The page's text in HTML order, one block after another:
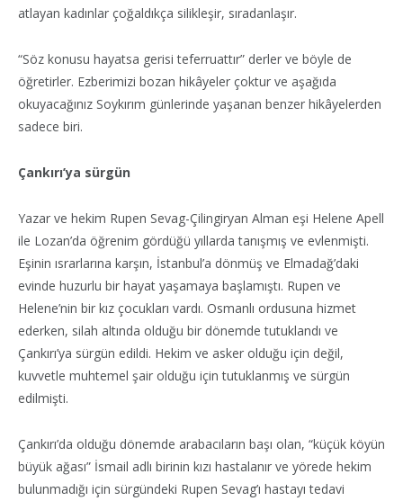
atlayan kadınlar çoğaldıkça silikleşir, sıradanlaşır.
“Söz konusu hayatsa gerisi teferruattır” derler ve böyle de
öğretirler. Ezberimizi bozan hikâyeler çoktur ve aşağıda
okuyacağınız Soykırım günlerinde yaşanan benzer hikâyelerden
sadece biri.
Çankırı’ya sürgün
Yazar ve hekim Rupen Sevag-Çilingiryan Alman eşi Helene Apell
ile Lozan’da öğrenim gördüğü yıllarda tanışmış ve evlenmişti.
Eşinin ısrarlarına karşın, İstanbul’a dönmüş ve Elmadağ’daki
evinde huzurlu bir hayat yaşamaya başlamıştı. Rupen ve
Helene’nin bir kız çocukları vardı. Osmanlı ordusuna hizmet
ederken, silah altında olduğu bir dönemde tutuklandı ve
Çankırı’ya sürgün edildi. Hekim ve asker olduğu için değil,
kuvvetle muhtemel şair olduğu için tutuklanmış ve sürgün
edilmişti.
Çankırı’da olduğu dönemde arabacıların başı olan, “küçük köyün
büyük ağası” İsmail adlı birinin kızı hastalanır ve yörede hekim
bulunmadığı için sürgündeki Rupen Sevag’ı hastayı tedavi